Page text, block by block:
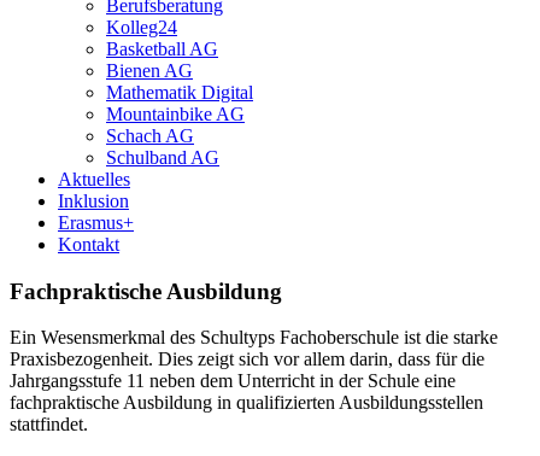
Berufsberatung
Kolleg24
Basketball AG
Bienen AG
Mathematik Digital
Mountainbike AG
Schach AG
Schulband AG
Aktuelles
Inklusion
Erasmus+
Kontakt
Fachpraktische Ausbildung
Ein Wesensmerkmal des Schultyps Fachoberschule ist die starke
Praxisbezogenheit. Dies zeigt sich vor allem darin, dass für die
Jahrgangsstufe 11 neben dem Unterricht in der Schule eine
fachpraktische Ausbildung in qualifizierten Ausbildungsstellen
stattfindet.